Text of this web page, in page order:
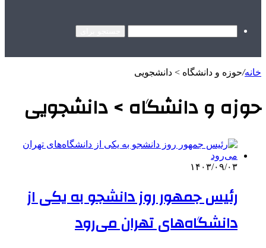
خانه/حوزه و دانشگاه > دانشجویی
حوزه و دانشگاه > دانشجویی
۱۴۰۳/۰۹/۰۳
رئیس جمهور روز دانشجو به یکی از
دانشگاه‌های تهران می‌رود